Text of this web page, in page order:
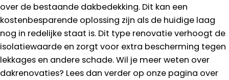
over de bestaande dakbedekking. Dit kan een
kostenbesparende oplossing zijn als de huidige laag
nog in redelijke staat is. Dit type renovatie verhoogt de
isolatiewaarde en zorgt voor extra bescherming tegen
lekkages en andere schade. Wil je meer weten over
dakrenovaties? Lees dan verder op onze pagina over